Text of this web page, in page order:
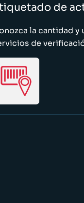
de
la cantidad
de